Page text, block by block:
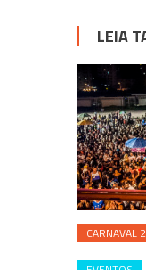
LEIA
CARNAVAL